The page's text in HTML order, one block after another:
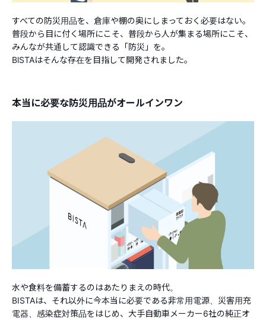
すべての防災用品を、倉庫や棚の奥にしまっておく必要はない。
普段から目に付く場所にこそ、普段から人が集まる場所にこそ、
みんなが共通して認識できる「防災」を。
BlSTAはそんな存在を目指して開発されました。
本当に必要な防災用品がオールインワン
水や食料を備蓄するのはあたりまえの時代。
BISTAは、それ以外に今本当に必要である非常用電源、災害用充
電器、感染症対策品をはじめ、大手自動車メーカー6社の純正オ